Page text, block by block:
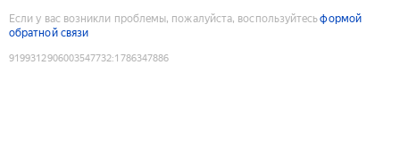
Если у вас возникли проблемы, пожалуйста, воспользуйтесьформой
обратной связи
9199312906003547732:1786347886